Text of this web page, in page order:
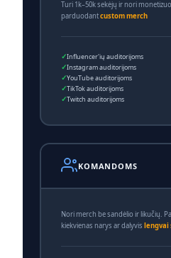
Turi 1k–50k sekėjų ir nori
parduodantcustom merch
Influencer'ių auditorijoms
Instagram auditorijoms
YouTube auditorijoms
TikTok auditorijoms
Twitch auditorijoms
KOMANDOMS
Nori merch be sandėlio ir likučių.
kiekvienas narys ar dalyvis lengvai